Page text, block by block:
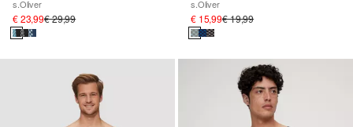
s.Oliver
€ 23,99€ 29,99
s.Oliver
€ 15,99€ 19,99